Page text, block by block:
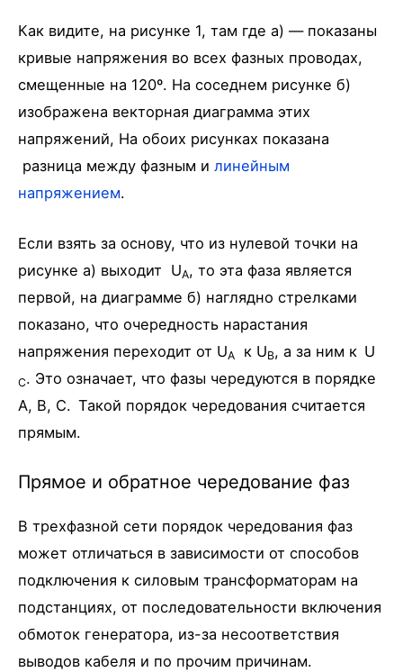
Как видите, на рисунке 1, там где а) — показаны
кривые напряжения во всех фазных проводах,
смещенные на 120º. На соседнем рисунке б)
изображена векторная диаграмма этих
напряжений, На обоих рисунках показана
разница между фазным и линейным
напряжением.
Если взять за основу, что из нулевой точки на
рисунке а) выходит U­A, то эта фаза является
первой, на диаграмме б) наглядно стрелками
показано, что очередность нарастания
напряжения переходит от U­A к U­B, а за ним к U­
C. Это означает, что фазы чередуются в порядке
A, B, C. Такой порядок чередования считается
прямым.
Прямое и обратное чередование фаз
В трехфазной сети порядок чередования фаз
может отличаться в зависимости от способов
подключения к силовым трансформаторам на
подстанциях, от последовательности включения
обмоток генератора, из-за несоответствия
выводов кабеля и по прочим причинам.